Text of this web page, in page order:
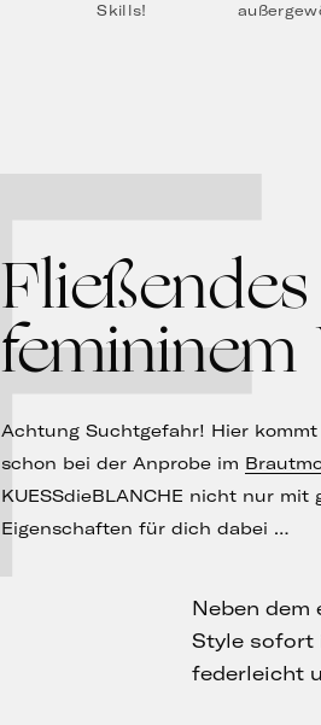
Skills!
F
femininem
Achtung Suchtgefahr! Hier
schon bei der Anprobe im
KUESSdieBLANCHE nicht nur
Eigenschaften für dich dabei …
Neben dem
Style sofort
federleicht